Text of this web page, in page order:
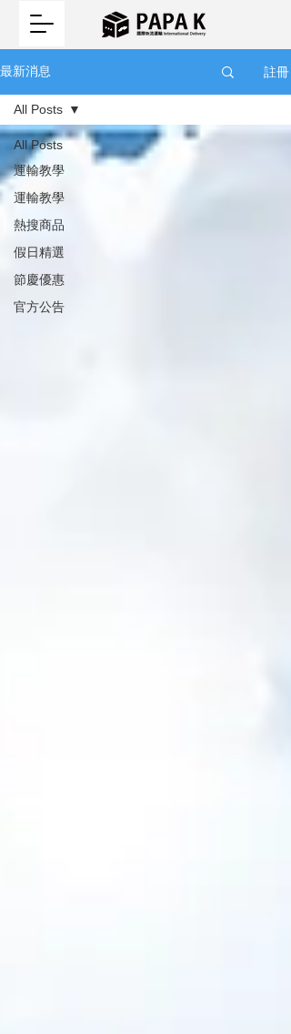
最新消息 註冊
All Posts
運輸教學
運輸教學
熱搜商品
假日精選
節慶優惠
官方公告
All Posts